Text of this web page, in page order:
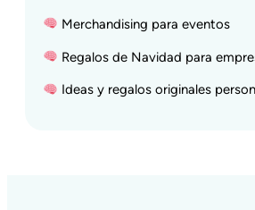
Merchandising para eventos
Regalos de Navidad para
Ideas y regalos originales